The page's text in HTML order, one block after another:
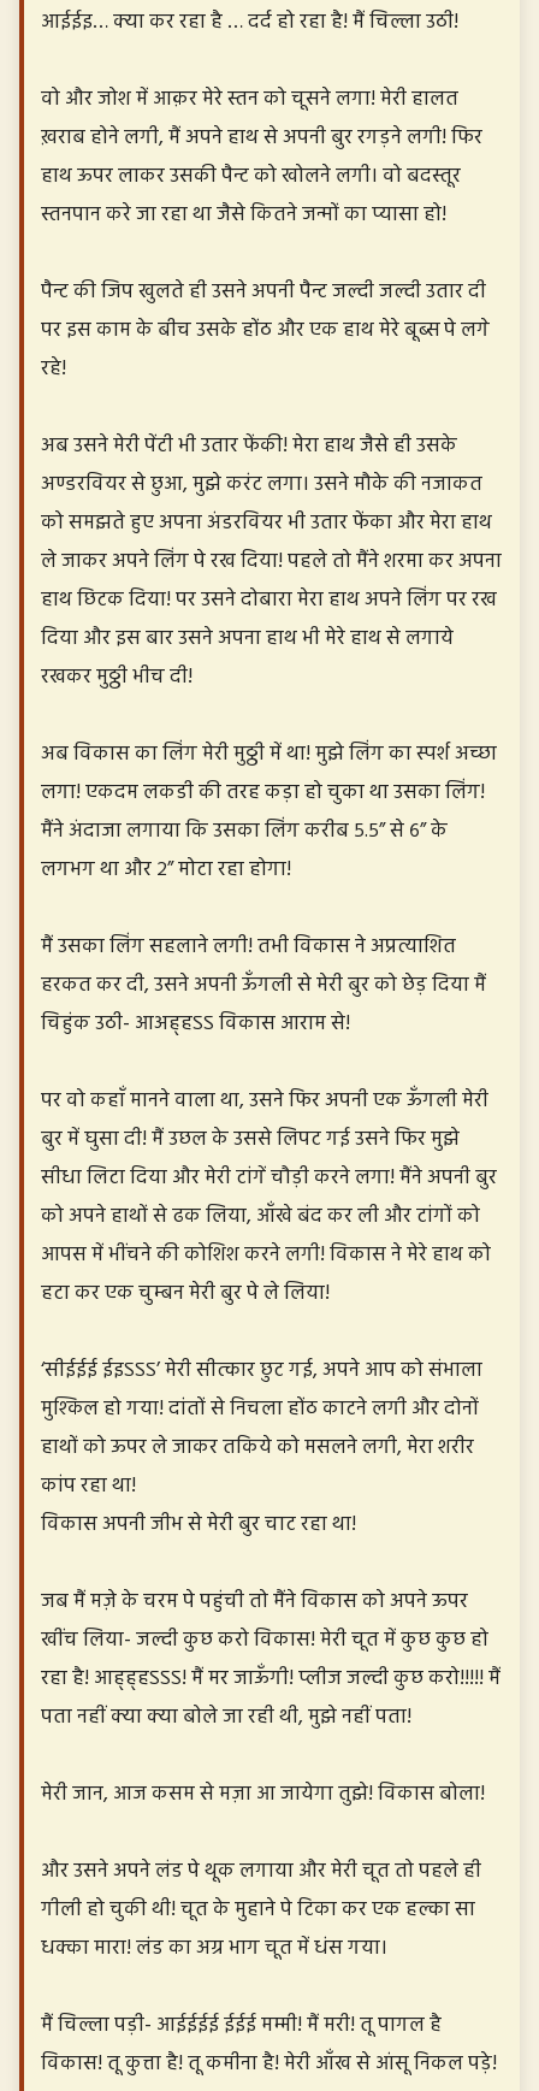
आईईइ… क्या कर रहा है … दर्द हो रहा है! मैं चिल्ला उठी!
वो और जोश में आक़र मेरे स्तन को चूसने लगा! मेरी हालत
ख़राब होने लगी, मैं अपने हाथ से अपनी बुर रगड़ने लगी! फिर
हाथ ऊपर लाकर उसकी पैन्ट को खोलने लगी। वो बदस्तूर
स्तनपान करे जा रहा था जैसे कितने जन्मों का प्यासा हो!
पैन्ट की जिप खुलते ही उसने अपनी पैन्ट जल्दी जल्दी उतार दी
पर इस काम के बीच उसके होंठ और एक हाथ मेरे बूब्स पे लगे
रहे!
अब उसने मेरी पेंटी भी उतार फेंकी! मेरा हाथ जैसे ही उसके
अण्डरवियर से छुआ, मुझे करंट लगा। उसने मौके की नजाकत
को समझते हुए अपना अंडरवियर भी उतार फेंका और मेरा हाथ
ले जाकर अपने लिंग पे रख दिया! पहले तो मैंने शरमा कर अपना
हाथ छिटक दिया! पर उसने दोबारा मेरा हाथ अपने लिंग पर रख
दिया और इस बार उसने अपना हाथ भी मेरे हाथ से लगाये
रखकर मुठ्ठी भीच दी!
अब विकास का लिंग मेरी मुठ्ठी में था! मुझे लिंग का स्पर्श अच्छा
लगा! एकदम लकडी की तरह कड़ा हो चुका था उसका लिंग!
मैंने अंदाजा लगाया कि उसका लिंग करीब ५.५” से ६” के
लगभग था और २” मोटा रहा होगा!
मैं उसका लिंग सहलाने लगी! तभी विकास ने अप्रत्याशित
हरकत कर दी, उसने अपनी ऊँगली से मेरी बुर को छेड़ दिया मैं
चिहुंक उठी- आअह्हऽऽ विकास आराम से!
पर वो कहाँ मानने वाला था, उसने फिर अपनी एक ऊँगली मेरी
बुर में घुसा दी! मैं उछल के उससे लिपट गई उसने फिर मुझे
सीधा लिटा दिया और मेरी टांगें चौड़ी करने लगा! मैंने अपनी बुर
को अपने हाथों से ढक लिया, आँखे बंद कर ली और टांगों को
आपस में भींचने की कोशिश करने लगी! विकास ने मेरे हाथ को
हटा कर एक चुम्बन मेरी बुर पे ले लिया!
‘सीईईई ईइऽऽऽ’ मेरी सीत्कार छुट गई, अपने आप को संभाला
मुश्किल हो गया! दांतों से निचला होंठ काटने लगी और दोनों
हाथों को ऊपर ले जाकर तकिये को मसलने लगी, मेरा शरीर
कांप रहा था!
विकास अपनी जीभ से मेरी बुर चाट रहा था!
जब मैं मज़े के चरम पे पहुंची तो मैंने विकास को अपने ऊपर
खींच लिया- जल्दी कुछ करो विकास! मेरी चूत में कुछ कुछ हो
रहा है! आह्ह्हऽऽऽ! मैं मर जाऊँगी! प्लीज जल्दी कुछ करो!!!!! मैं
पता नहीं क्या क्या बोले जा रही थी, मुझे नहीं पता!
मेरी जान, आज कसम से मज़ा आ जायेगा तुझे! विकास बोला!
और उसने अपने लंड पे थूक लगाया और मेरी चूत तो पहले ही
गीली हो चुकी थी! चूत के मुहाने पे टिका कर एक हल्का सा
धक्का मारा! लंड का अग्र भाग चूत में धंस गया।
मैं चिल्ला पड़ी- आईईईई ईईई मम्मी! मैं मरी! तू पागल है
विकास! तू कुत्ता है! तू कमीना है! मेरी आँख से आंसू निकल पड़े!